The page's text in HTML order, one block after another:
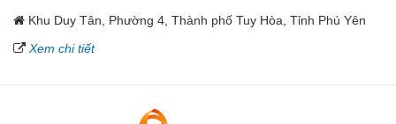
Khu Duy Tân, Phường 4, Thành phố Tuy Hòa, Tỉnh Phú Yên
Xem chi tiết